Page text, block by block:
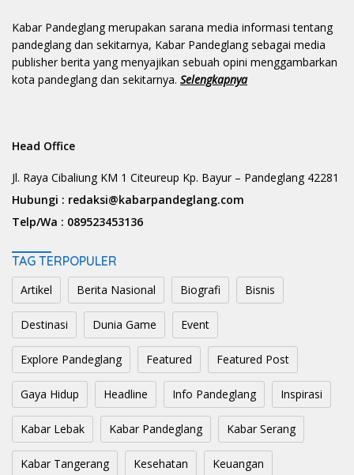
Kabar Pandeglang merupakan sarana media informasi tentang
pandeglang dan sekitarnya, Kabar Pandeglang sebagai media
publisher berita yang menyajikan sebuah opini menggambarkan
kota pandeglang dan sekitarnya. Selengkapnya
Head Office
Jl. Raya Cibaliung KM 1 Citeureup Kp. Bayur – Pandeglang 42281
Hubungi : redaksi@kabarpandeglang.com
Telp/Wa : 089523453136
TAG TERPOPULER
Artikel Berita Nasional Biografi Bisnis
Destinasi Dunia Game Event
Explore Pandeglang Featured Featured Post
Gaya Hidup Headline Info Pandeglang Inspirasi
Kabar Lebak Kabar Pandeglang Kabar Serang
Kabar Tangerang Kesehatan Keuangan